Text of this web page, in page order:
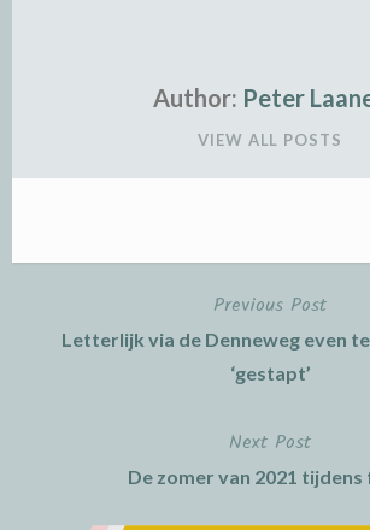
Author: Peter
VIEW ALL POSTS
Previous Post
Letterlijk via de Denneweg even
‘gestapt’
Next Post
De zomer van 2021 tijdens